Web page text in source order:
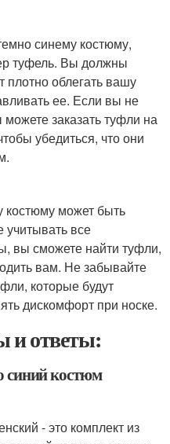
синему костюму,
туфель. Вы должны
плотно облегать вашу
ее. Если вы не
заказать туфли на
убедиться, что они
костюму может быть
учитывать все
вы сможете найти туфли,
вам. Не забывайте
которые будут
дискомфорт при носке.
и ответы:
синий костюм
- это комплект из